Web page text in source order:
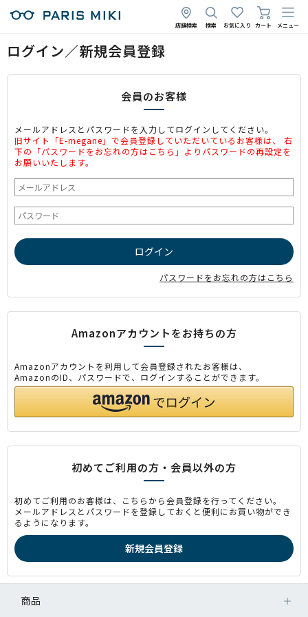
店舗検索 検索 お気に入り カート メニュー
ログイン／新規会員登録
会員のお客様
メールアドレスとパスワードを入力してログインしてください。
旧サイト「E-megane」で会員登録していただいているお客様は、 右
下の「パスワードをお忘れの方はこちら」よりパスワードの再設定を
お願いいたします。
パスワードをお忘れの方はこちら
Amazonアカウントをお持ちの方
Amazonアカウントを利用して会員登録されたお客様は、
AmazonのID、パスワードで、ログインすることができます。
初めてご利用の方・会員以外の方
初めてご利用のお客様は、こちらから会員登録を行ってください。
メールアドレスとパスワードを登録しておくと便利にお買い物ができ
るようになります。
商品